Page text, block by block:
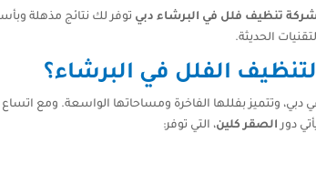
تنظيف فلل في البرشاء دبي توفر لك نتائج مذهلة
الحديثة.
لتنظيف الفلل في البرشاء؟
دبي، وتتميز بفللها الفاخرة ومساحاتها الواسعة. ومع
دورالصقر كلين، التي توفر: